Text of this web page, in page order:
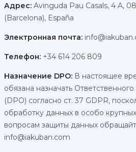
Адрес: Avinguda Pau Casals, 4 A,
(Barcelona), España
Электронная почта:
Телефон: +34 614 206 809
Назначение DPO: В настоящее
обязана назначать
(DPO) согласно ст. 37 GDPR,
обработку данных в особо
вопросам защиты данных
info@iakuban.com